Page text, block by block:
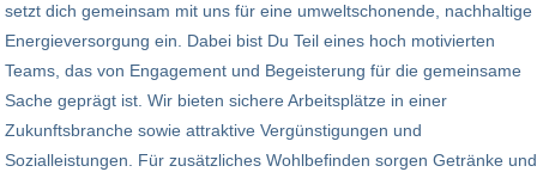
setzt dich gemeinsam mit uns für eine umweltschonende, nachhaltige
Energieversorgung ein. Dabei bist Du Teil eines hoch motivierten
Teams, das von Engagement und Begeisterung für die gemeinsame
Sache geprägt ist. Wir bieten sichere Arbeitsplätze in einer
Zukunftsbranche sowie attraktive Vergünstigungen und
Sozialleistungen. Für zusätzliches Wohlbefinden sorgen Getränke und